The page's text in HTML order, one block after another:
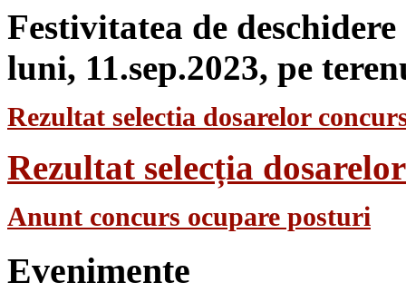
Festivitatea de
luni, 11.sep.2023, pe
Rezultat selectia dosarelor
Rezultat selecția
Anunt concurs ocupare posturi
Evenimente